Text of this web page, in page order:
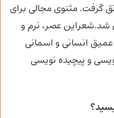
گرفت. مثنوی مجالی برای
شد.شعراین عصر، نرم و
عمیق انسانی و اسمانی
و پیچیده نویسی